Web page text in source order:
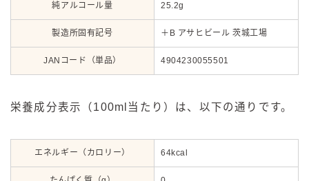
純アルコール量 25.2g
製造所固有記号 ＋B アサヒビール 茨城工場
JANコード（単品） 4904230055501
栄養成分表示（100ml当たり）は、以下の通りです。
エネルギー（カロリー） 64kcal